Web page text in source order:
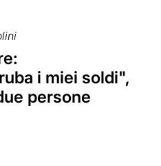
i miei soldi",
persone